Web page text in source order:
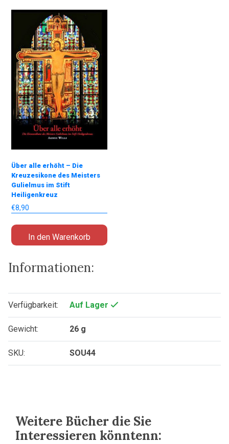
Über alle erhöht – Die
Kreuzesikone des Meisters
Gulielmus im Stift
Heiligenkreuz
€8,90
In den Warenkorb
Informationen:
Verfügbarkeit: Auf Lager
Gewicht: 26 g
SKU: SOU44
Weitere Bücher die Sie
Interessieren könntenn: